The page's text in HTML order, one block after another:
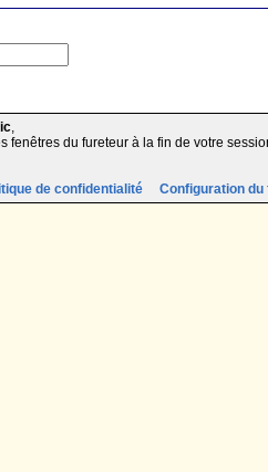
,
fenêtres du fureteur à la fin de votre
de confidentialité Configuration du